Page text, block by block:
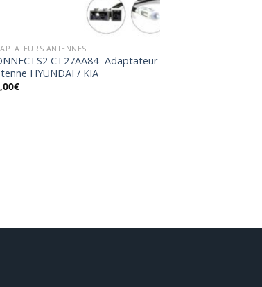
ANTENNES
CT27AA84- Adaptateur
HYUNDAI / KIA
€